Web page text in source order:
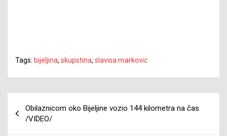
Tags: bijeljina, skupstina, slavisa markovic
članaka
Obilaznicom oko Bijeljine vozio 144 kilometra na čas
/VIDEO/